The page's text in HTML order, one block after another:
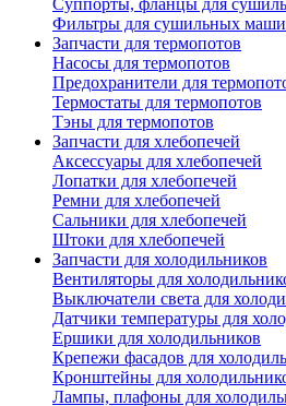
Суппорты, фланцы для
Фильтры для сушильных
Запчасти для термопотов
Насосы для термопотов
Предохранители для
Термостаты для термопотов
Тэны для термопотов
Запчасти для хлебопечей
Аксессуары для хлебопечей
Лопатки для хлебопечей
Ремни для хлебопечей
Сальники для хлебопечей
Штоки для хлебопечей
Запчасти для холодильников
Вентиляторы для
Выключатели света для
Датчики температуры для
Ершики для холодильников
Крепежи фасадов для
Кронштейны для
Лампы, плафоны для